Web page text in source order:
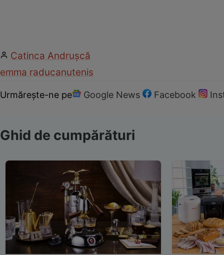
Catinca Andrușcă
emma raducanutenis
Urmărește-ne pe Google News Facebook
Ghid de cumpărături